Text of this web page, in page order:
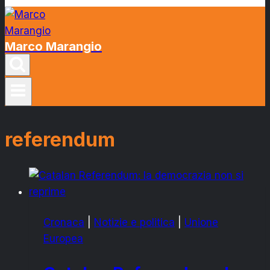
Marco Marangio
referendum
Cronaca Notizie e politica
Unione
Europea